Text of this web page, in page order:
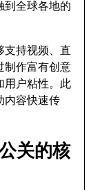
到全球各地的
支持视频、直
制作富有创意
用户粘性。此
内容快速传
关的核